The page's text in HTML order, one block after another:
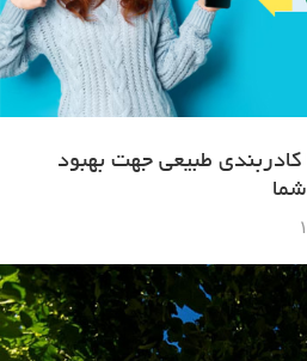
طبیعی جهت بهبود